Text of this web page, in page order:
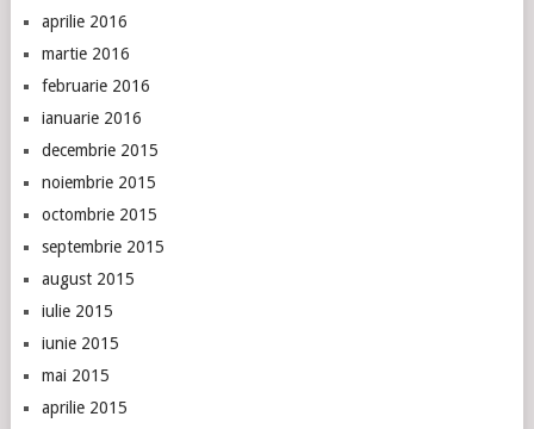
aprilie 2016
martie 2016
februarie 2016
ianuarie 2016
decembrie 2015
noiembrie 2015
octombrie 2015
septembrie 2015
august 2015
iulie 2015
iunie 2015
mai 2015
aprilie 2015